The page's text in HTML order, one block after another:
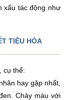
xấu tác động như
TIÊU HÓA
cụ thể:
hay gặp nhất,
Chảy máu với